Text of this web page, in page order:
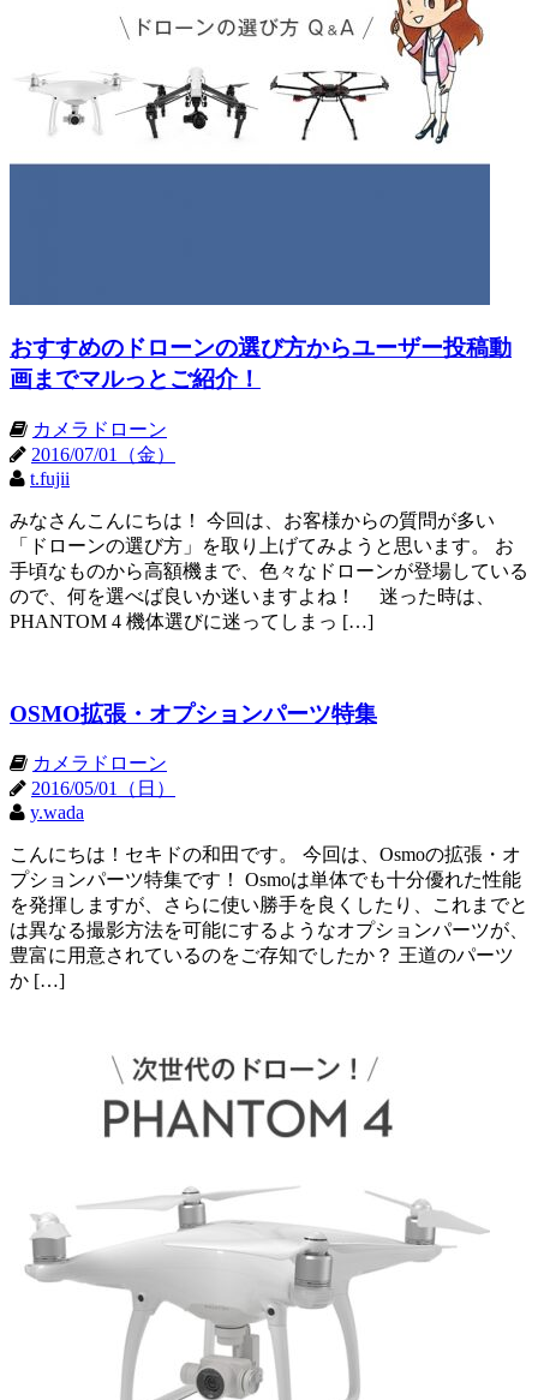
おすすめのドローンの選び方からユーザー投稿動
画までマルっとご紹介！
カメラドローン
2016/07/01（金）
t.fujii
みなさんこんにちは！ 今回は、お客様からの質問が多い
「ドローンの選び方」を取り上げてみようと思います。 お
手頃なものから高額機まで、色々なドローンが登場している
ので、何を選べば良いか迷いますよね！ 迷った時は、
PHANTOM 4 機体選びに迷ってしまっ […]
OSMO拡張・オプションパーツ特集
カメラドローン
2016/05/01（日）
y.wada
こんにちは！セキドの和田です。 今回は、Osmoの拡張・オ
プションパーツ特集です！ Osmoは単体でも十分優れた性能
を発揮しますが、さらに使い勝手を良くしたり、これまでと
は異なる撮影方法を可能にするようなオプションパーツが、
豊富に用意されているのをご存知でしたか？ 王道のパーツ
か […]